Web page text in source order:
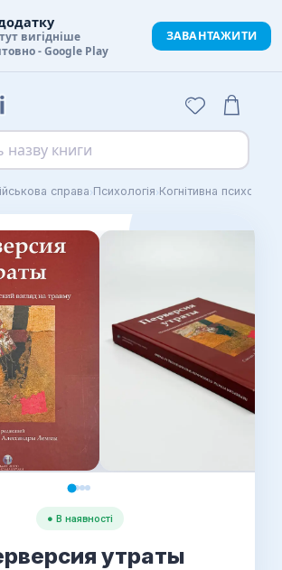
назву книги
справа›Психологія›Когнітивна психологія
● В наявності
утраты
вигідніше
- Google Play
ЗАВАНТАЖИТИ